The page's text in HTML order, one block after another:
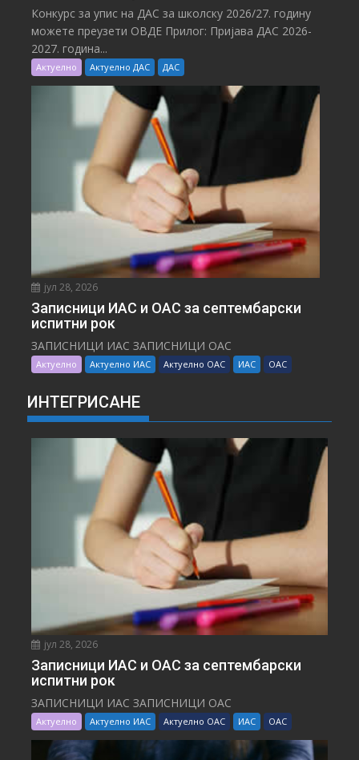
Конкурс за упис на ДАС за школску 2026/27. годину
можете преузети ОВДЕ Прилог: Пријава ДАС 2026-
2027. година...
Актуелно Актуелно ДАС ДАС
јул 28, 2026
Записници ИАС и ОАС за септембарски
испитни рок
ЗАПИСНИЦИ ИАС ЗАПИСНИЦИ ОАС
Актуелно Актуелно ИАС Актуелно ОАС ИАС ОАС
ИНТЕГРИСАНЕ
јул 28, 2026
Записници ИАС и ОАС за септембарски
испитни рок
ЗАПИСНИЦИ ИАС ЗАПИСНИЦИ ОАС
Актуелно Актуелно ИАС Актуелно ОАС ИАС ОАС